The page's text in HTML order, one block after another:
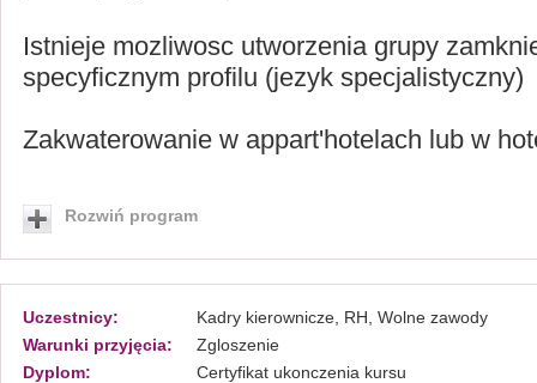
Istnieje mozliwosc utworzenia grupy
specyficznym profilu (jezyk specjalistyczny)
Zakwaterowanie w appart'hotelach lub w
Rozwiń program
Uczestnicy:
Kadry kierownicze, RH, Wolne zawody
Warunki przyjęcia:
Zgloszenie
Dyplom:
Certyfikat ukonczenia kursu